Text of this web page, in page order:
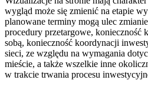
wygląd może się zmienić na etapie
planowane terminy mogą ulec
procedury przetargowe,
sobą, konieczność koordynacji
sieci, ze względu na wymagania
mieście, a także wszelkie inne
w trakcie trwania procesu